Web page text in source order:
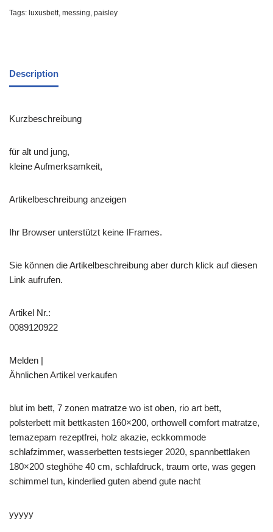
Tags: luxusbett, messing, paisley
Description
Kurzbeschreibung
für alt und jung,
kleine Aufmerksamkeit,
Artikelbeschreibung anzeigen
Ihr Browser unterstützt keine IFrames.
Sie können die Artikelbeschreibung aber durch klick auf diesen
Link aufrufen.
Artikel Nr.:
0089120922
Melden |
Ähnlichen Artikel verkaufen
blut im bett, 7 zonen matratze wo ist oben, rio art bett,
polsterbett mit bettkasten 160×200, orthowell comfort matratze,
temazepam rezeptfrei, holz akazie, eckkommode
schlafzimmer, wasserbetten testsieger 2020, spannbettlaken
180×200 steghöhe 40 cm, schlafdruck, traum orte, was gegen
schimmel tun, kinderlied guten abend gute nacht
yyyyy